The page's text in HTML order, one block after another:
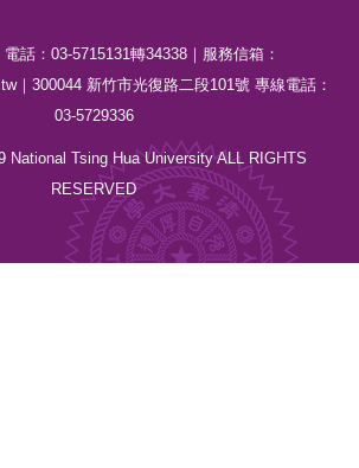
話：03-5715131轉34338｜服務信箱：
｜300044 新竹市光復路二段101號 專線電話：
03-5729336
National Tsing Hua University ALL RIGHTS
RESERVED